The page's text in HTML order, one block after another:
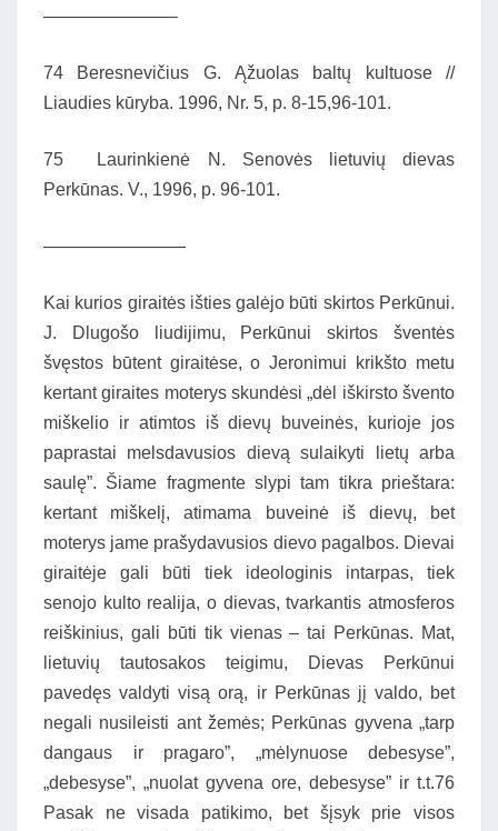
———————–
74 Beresnevičius G. Ąžuolas baltų kultuose //
Liaudies kūryba. 1996, Nr. 5, p. 8-15,96-101.
75 Laurinkienė N. Senovės lietuvių dievas
Perkūnas. V., 1996, p. 96-101.
————————
Kai kurios giraitės išties galėjo būti skirtos Perkūnui.
J. Dlugošo liudijimu, Perkūnui skirtos šventės
švęstos būtent giraitėse, o Jeronimui krikšto metu
kertant giraites moterys skundėsi „dėl iškirsto švento
miškelio ir atimtos iš dievų buveinės, kurioje jos
paprastai melsdavusios dievą sulaikyti lietų arba
saulę”. Šiame fragmente slypi tam tikra prieštara:
kertant miškelį, atimama buveinė iš dievų, bet
moterys jame prašydavusios dievo pagalbos. Dievai
giraitėje gali būti tiek ideologinis intarpas, tiek
senojo kulto realija, o dievas, tvarkantis atmosferos
reiškinius, gali būti tik vienas – tai Perkūnas. Mat,
lietuvių tautosakos teigimu, Dievas Perkūnui
pavedęs valdyti visą orą, ir Perkūnas jį valdo, bet
negali nusileisti ant žemės; Perkūnas gyvena „tarp
dangaus ir pragaro”, „mėlynuose debesyse”,
„debesyse”, „nuolat gyvena ore, debesyse” ir t.t.76
Pasak ne visada patikimo, bet šįsyk prie visos